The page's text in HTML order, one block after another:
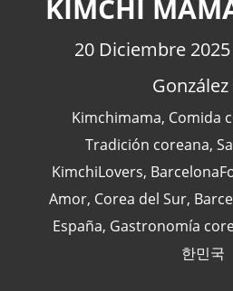
20 Diciembre 2025
González
Kimchimama, Comida
Tradición coreana,
KimchiLovers,
Amor, Corea del Sur,
España, Gastronomía
한민국
CATEGORÍAS
Actualidad(227)
Barcelona(47)
Europa(47)
Venezuela(43)